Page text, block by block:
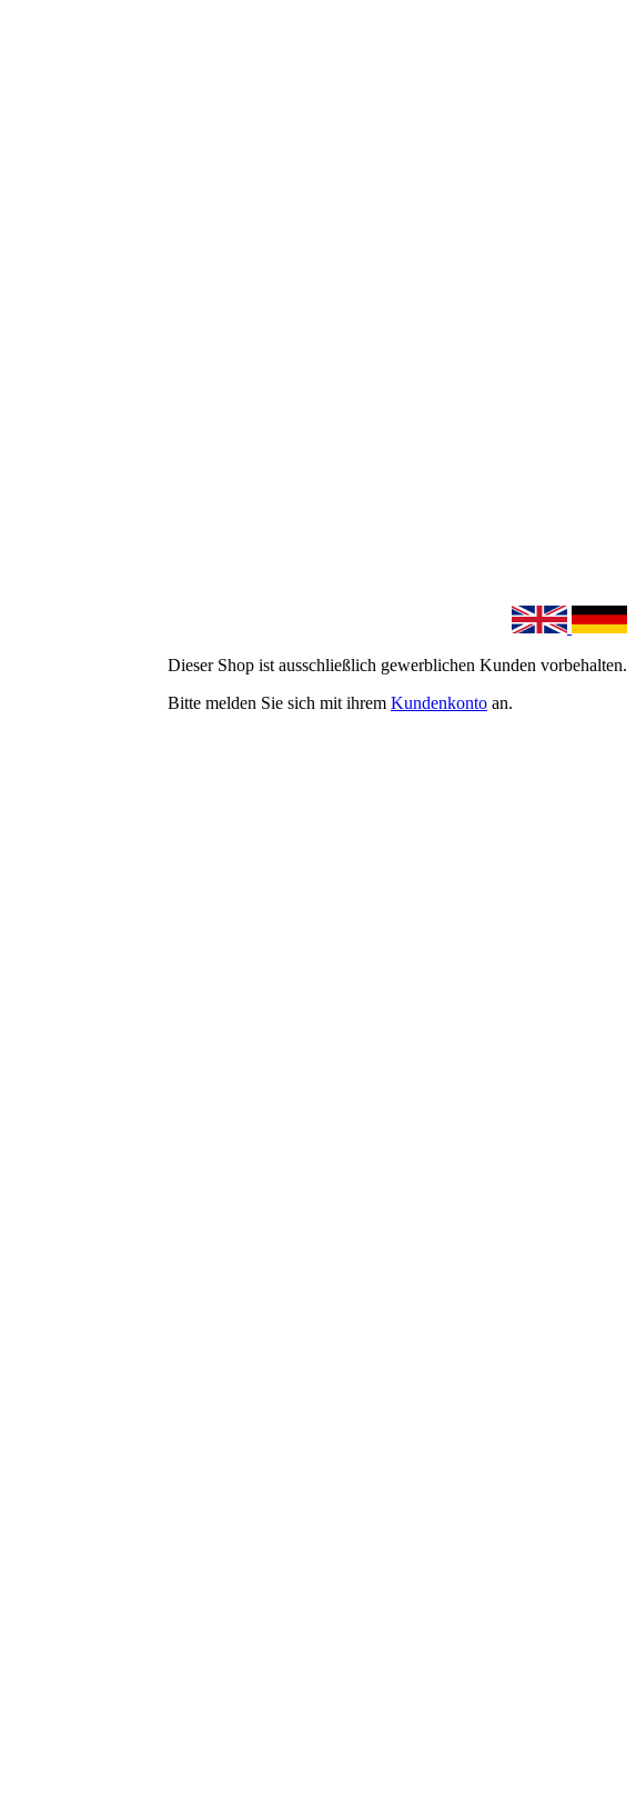
Dieser Shop ist ausschließlich gewerblichen Kunden vorbehalten.
Bitte melden Sie sich mit ihrem Kundenkonto an.